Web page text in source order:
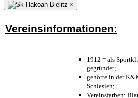
×
Vereinsinformationen:
1912 = als
gegründet;
gehörte in der
Schlesien;
Vereinsfarben: